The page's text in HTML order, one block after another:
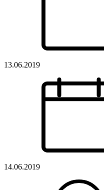
13.06.2019
14.06.2019